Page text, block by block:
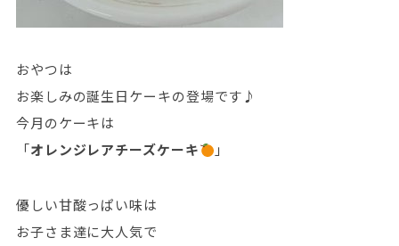
おやつは
お楽しみの誕生日ケーキの登場です♪
今月のケーキは
「オレンジレアチーズケーキ 」
優しい甘酸っぱい味は
お子さま達に大人気で